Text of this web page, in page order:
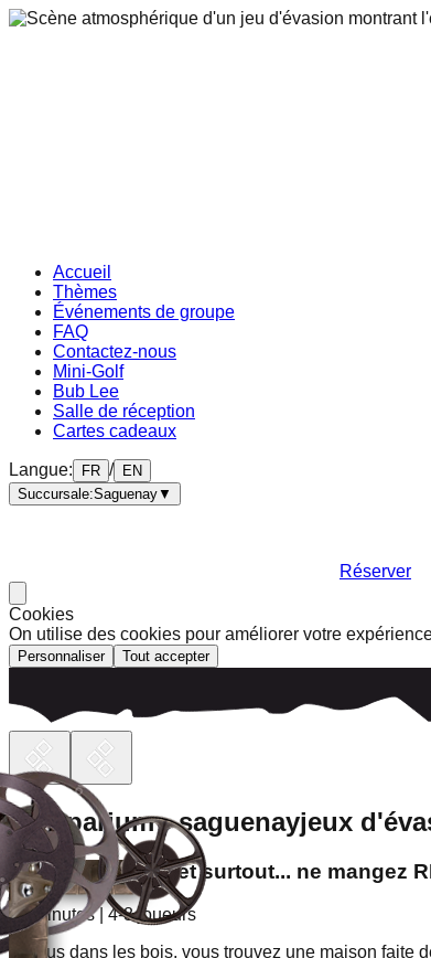
Accueil
Thèmes
Événements de groupe
FAQ
Contactez-nous
Mini-Golf
Bub Lee
Salle de réception
Cartes cadeaux
Langue: FR /
EN
Succursale:Saguenay▼
Réserver
Cookies
On utilise des cookies pour améliorer votre
Personnaliser Tout accepter
escaparium - saguenayjeux
Il était une fois... et surtout... ne mangez
60 minutes| 4-8 joueurs
Perdus dans les bois, vous trouvez une maison faite